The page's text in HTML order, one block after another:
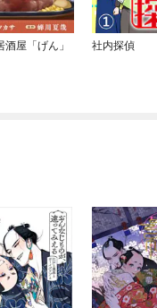
酒屋「げん」 社内探偵